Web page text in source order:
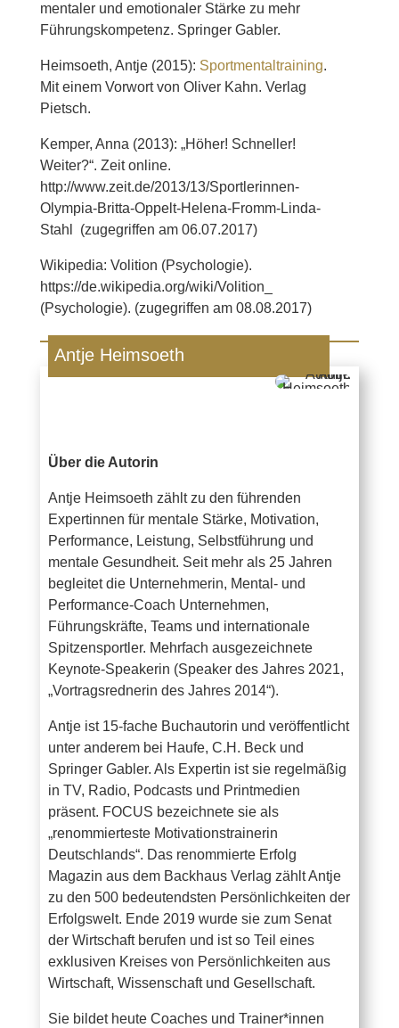
mentaler und emotionaler Stärke zu mehr
Führungskompetenz. Springer Gabler.
Heimsoeth, Antje (2015): Sportmentaltraining.
Mit einem Vorwort von Oliver Kahn. Verlag
Pietsch.
Kemper, Anna (2013): „Höher! Schneller!
Weiter?“. Zeit online.
http://www.zeit.de/2013/13/Sportlerinnen-
Olympia-Britta-Oppelt-Helena-Fromm-Linda-
Stahl (zugegriffen am 06.07.2017)
Wikipedia: Volition (Psychologie).
https://de.wikipedia.org/wiki/Volition_
(Psychologie). (zugegriffen am 08.08.2017)
Antje Heimsoeth
Über die Autorin
Antje Heimsoeth zählt zu den führenden
Expertinnen für mentale Stärke, Motivation,
Performance, Leistung, Selbstführung und
mentale Gesundheit. Seit mehr als 25 Jahren
begleitet die Unternehmerin, Mental- und
Performance-Coach Unternehmen,
Führungskräfte, Teams und internationale
Spitzensportler. Mehrfach ausgezeichnete
Keynote-Speakerin (Speaker des Jahres 2021,
„Vortragsrednerin des Jahres 2014“).
Antje ist 15-fache Buchautorin und veröffentlicht
unter anderem bei Haufe, C.H. Beck und
Springer Gabler. Als Expertin ist sie regelmäßig
in TV, Radio, Podcasts und Printmedien
präsent. FOCUS bezeichnete sie als
„renommierteste Motivationstrainerin
Deutschlands“. Das renommierte Erfolg
Magazin aus dem Backhaus Verlag zählt Antje
zu den 500 bedeutendsten Persönlichkeiten der
Erfolgswelt. Ende 2019 wurde sie zum Senat
der Wirtschaft berufen und ist so Teil eines
exklusiven Kreises von Persönlichkeiten aus
Wirtschaft, Wissenschaft und Gesellschaft.
Sie bildet heute Coaches und Trainer*innen